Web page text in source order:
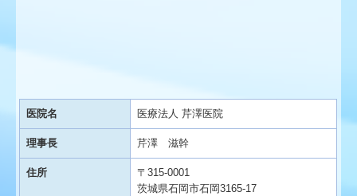
医院名 医療法人 芹澤医院
理事長 芹澤 滋幹
住所
〒315-0001
茨城県石岡市石岡3165-17